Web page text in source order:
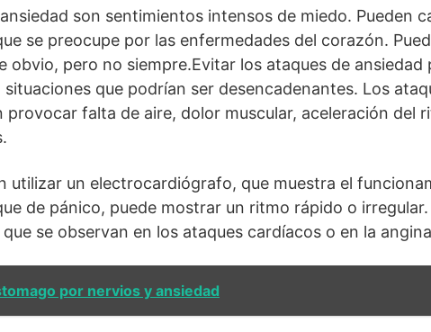
son sentimientos intensos de miedo. Pueden
se preocupe por las enfermedades del corazón.
obvio, pero no siempre.Evitar los ataques de ansiedad
que podrían ser desencadenantes. Los
provocar falta de aire, dolor muscular, aceleración del
utilizar un electrocardiógrafo, que muestra el
de pánico, puede mostrar un ritmo rápido o
se observan en los ataques cardíacos o en la
por nervios y ansiedad